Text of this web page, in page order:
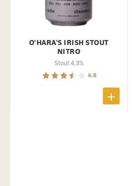
O'HARA'S IRISH STOUT
NITRO
Stout 4,3%
6.8